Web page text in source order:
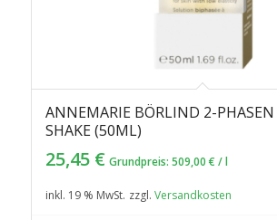
ANNEMARIE BÖRLIND 2-
SHAKE (50ML)
25,45 € Grundpreis: 509,00 € /l
inkl. 19 % MwSt. zzgl. Versandkosten